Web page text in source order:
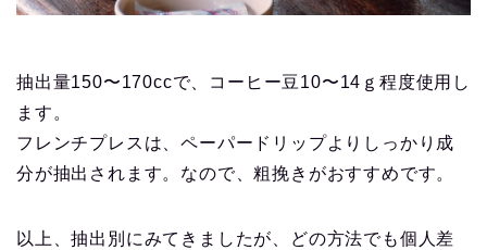
抽出量150〜170ccで、コーヒー豆10〜14ｇ程度使用し
ます。
フレンチプレスは、ペーパードリップよりしっかり成
分が抽出されます。なので、粗挽きがおすすめです。
以上、抽出別にみてきましたが、どの方法でも個人差